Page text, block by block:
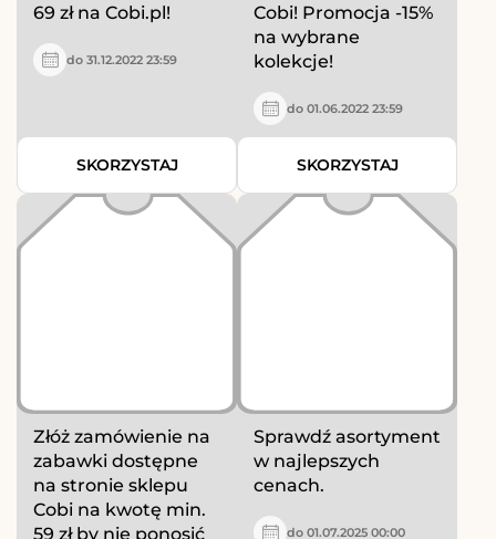
69 zł na Cobi.pl!
do 31.12.2022 23:59
SKORZYSTAJ
Cobi! Promocja -15%
na wybrane
kolekcje!
do 01.06.2022 23:59
SKORZYSTAJ
Złóż zamówienie na
zabawki dostępne
na stronie sklepu
Cobi na kwotę min.
59 zł by nie ponosić
Sprawdź asortyment
w najlepszych
cenach.
do 01.07.2025 00:00